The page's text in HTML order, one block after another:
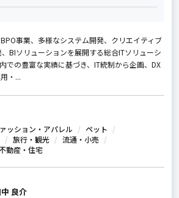
事業、多様なシステム開発、クリエイティブ
BIソリューションを展開する総合ITソリューシ
での豊富な実績に基づき、IT統制から企画、DX
・...
ッション・アパレル
ペット
旅行・観光
流通・小売
動産・住宅
良介